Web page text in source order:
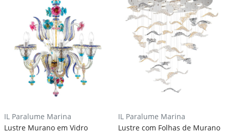
IL Paralume Marina
Lustre Murano em Vidro
IL Paralume Marina
Lustre com Folhas de Murano